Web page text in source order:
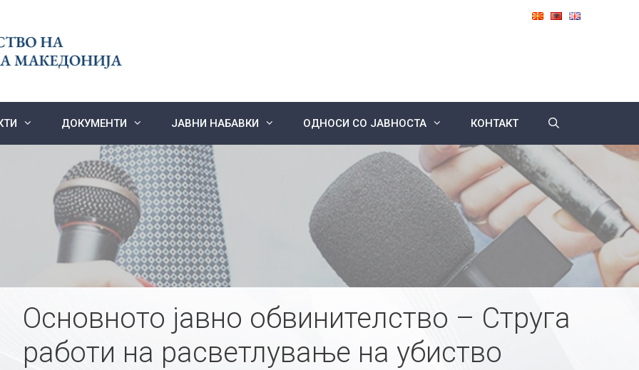
ДОКУМЕНТИ ЈАВНИ НАБАВКИ ОДНОСИ СО ЈАВНОСТА КОНТАКТ
Основното јавно обвинителство – Струга
работи на расветлување на убиство